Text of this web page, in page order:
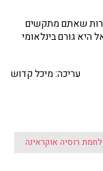
שאתם מתקשים
גורם בינלאומי
עריכה: מיכל קדוש
רוסיה אוקראינה